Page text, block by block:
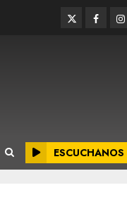
Twitter
ESCUCHANOS